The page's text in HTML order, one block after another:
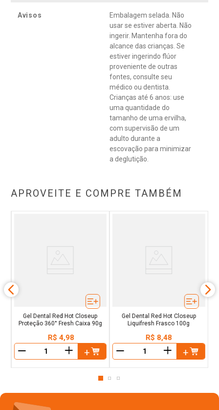
Avisos
Embalagem selada. Não
usar se estiver aberta. Não
ingerir. Mantenha fora do
alcance das crianças. Se
estiver ingerindo flúor
proveniente de outras
fontes, consulte seu
médico ou dentista.
Crianças até 6 anos: use
uma quantidade do
tamanho de uma ervilha,
com supervisão de um
adulto durante a
escovação para minimizar
a deglutição.
APROVEITE E COMPRE TAMBÉM
Gel Dental Red Hot Closeup
Proteção 360° Fresh Caixa 90g
R$ 4,98
＋
Gel Dental Red Hot Closeup
Liquifresh Frasco 100g
R$ 8,48
＋